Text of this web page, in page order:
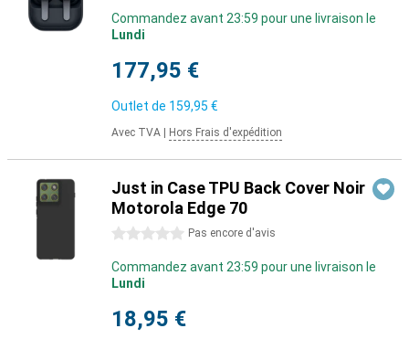
Commandez avant 23:59 pour une livraison le
Lundi
177,95 €
Outlet de 159,95 €
Avec TVA Hors Frais d'expédition
Just in Case TPU Back Cover Noir
Motorola Edge 70
0 étoiles Pas encore d'avis
Commandez avant 23:59 pour une livraison le
Lundi
18,95 €